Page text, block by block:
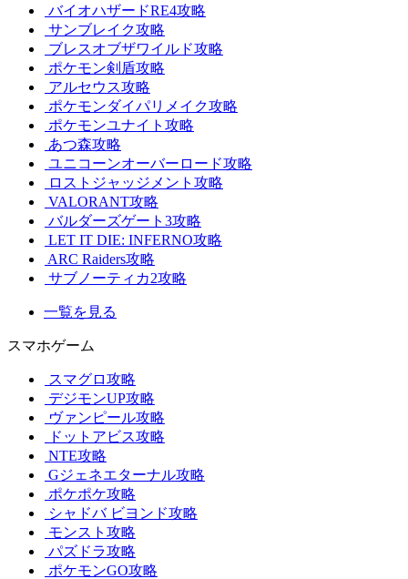
バイオハザードRE4攻略
サンブレイク攻略
ブレスオブザワイルド攻略
ポケモン剣盾攻略
アルセウス攻略
ポケモンダイパリメイク攻略
ポケモンユナイト攻略
あつ森攻略
ユニコーンオーバーロード攻略
ロストジャッジメント攻略
VALORANT攻略
バルダーズゲート3攻略
LET IT DIE: INFERNO攻略
ARC Raiders攻略
サブノーティカ2攻略
一覧を見る
スマホゲーム
スマグロ攻略
デジモンUP攻略
ヴァンピール攻略
ドットアビス攻略
NTE攻略
Gジェネエターナル攻略
ポケポケ攻略
シャドバ ビヨンド攻略
モンスト攻略
パズドラ攻略
ポケモンGO攻略